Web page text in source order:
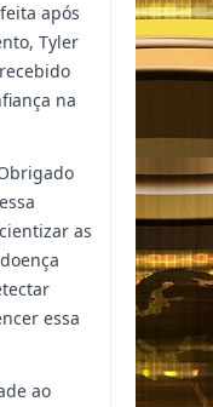
após
Tyler
na
as
essa
ao